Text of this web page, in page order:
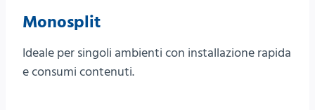
Monosplit
Ideale per singoli ambienti con installazione rapida
e consumi contenuti.